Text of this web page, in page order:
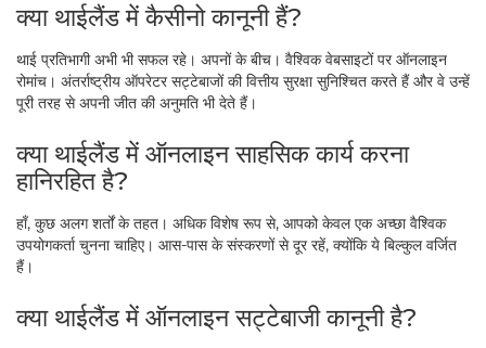
क्या थाईलैंड में कैसीनो कानूनी हैं?
थाई प्रतिभागी अभी भी सफल रहे। अपनों के बीच। वैश्विक वेबसाइटों पर ऑनलाइन
रोमांच। अंतर्राष्ट्रीय ऑपरेटर सट्टेबाजों की वित्तीय सुरक्षा सुनिश्चित करते हैं और वे उन्हें
पूरी तरह से अपनी जीत की अनुमति भी देते हैं।
क्या थाईलैंड में ऑनलाइन साहसिक कार्य करना
हानिरहित है?
हाँ, कुछ अलग शर्तों के तहत। अधिक विशेष रूप से, आपको केवल एक अच्छा वैश्विक
उपयोगकर्ता चुनना चाहिए। आस-पास के संस्करणों से दूर रहें, क्योंकि ये बिल्कुल वर्जित
हैं।
क्या थाईलैंड में ऑनलाइन सट्टेबाजी कानूनी है?